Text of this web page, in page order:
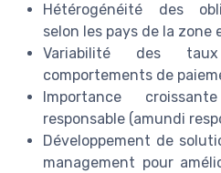
Hétérogénéité des
selon les pays de la zone
Variabilité des
comportements de
Importance
responsable (amundi
Développement de
management pour